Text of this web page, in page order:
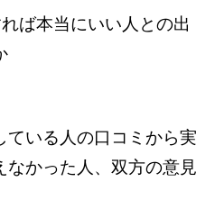
ば本当にいい人との出
ている人の口コミから実
なかった人、双方の意見